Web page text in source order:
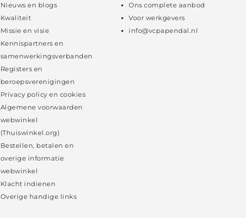
Nieuws en blogs
Kwaliteit
Missie en visie
Kennispartners en
samenwerkingsverbanden
Registers en
beroepsverenigingen
Privacy policy en cookies
Algemene voorwaarden
webwinkel
(Thuiswinkel.org)
Bestellen, betalen en
overige informatie
webwinkel
Klacht indienen
Overige handige links
Ons complete aanbod
Voor werkgevers
info@vcpapendal.nl